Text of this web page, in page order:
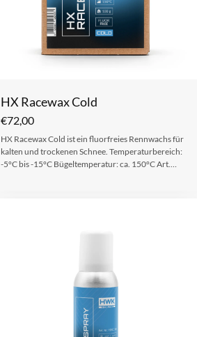
HX Racewax Cold
€72,00
HX Racewax Cold ist ein fluorfreies Rennwachs für
kalten und trockenen Schnee. Temperaturbereich:
-5°C bis -15°C Bügeltemperatur: ca. 150°C Art.…